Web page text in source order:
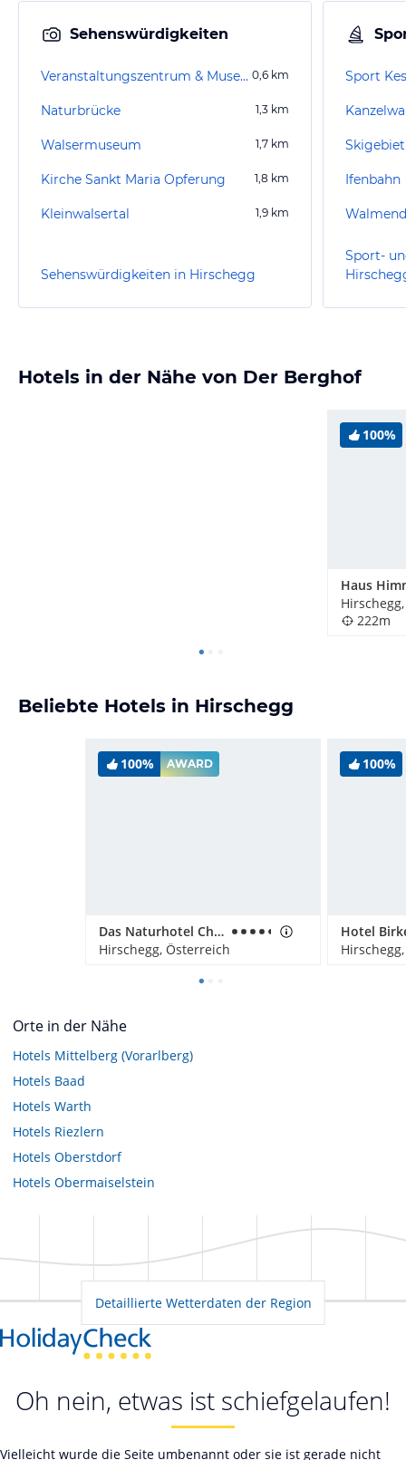
Sehenswürdigkeiten
Veranstaltungszentrum & Museum Walserhaus 0,6 km
Naturbrücke 1,3 km
Walsermuseum 1,7 km
Kirche Sankt Maria Opferung 1,8 km
Kleinwalsertal 1,9 km
Sehenswürdigkeiten in Hirschegg
Sport
Ifenbahn
Sport-
Hotels in der Nähe von Der Berghof
100%
Haus
222m
Beliebte Hotels in Hirschegg
100% AWARD
Das Naturhotel Chesa Valisa
Hirschegg, Österreich
100%
Hotel
Orte in der Nähe
Hotels Mittelberg (Vorarlberg)
Hotels Baad
Hotels Warth
Hotels Riezlern
Hotels Oberstdorf
Hotels Obermaiselstein
Detaillierte Wetterdaten der Region
Oh nein, etwas ist schiefgelaufen!
Vielleicht wurde die Seite umbenannt oder sie ist gerade nicht